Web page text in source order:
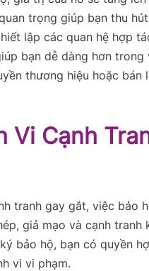
trọng giúp bạn thu
lập các quan hệ hợp
bạn dễ dàng hơn
thương hiệu hoặc
Vi Cạnh
tranh gay gắt, việc bảo
giả mạo và cạnh tranh
bảo hộ, bạn có quyền
vi vi phạm.